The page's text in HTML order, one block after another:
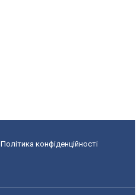
Політика конфіденційності